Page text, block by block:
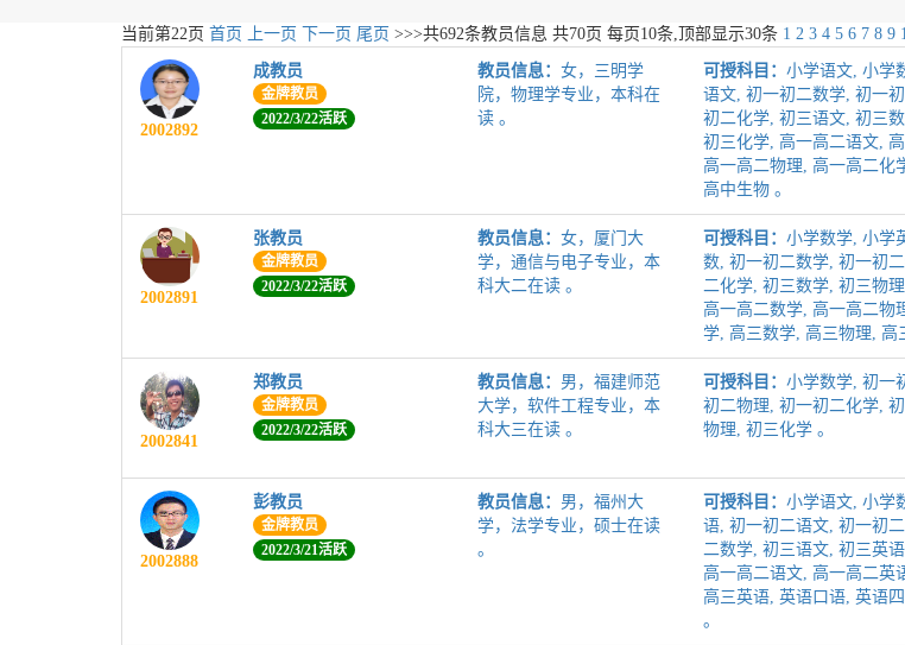
当前第22页 首页 上一页 下一页 尾页 >>>共692条教员信息 共70页 每页 10条,顶部显示30条 1 2 3 4 5 6 7 8 9
2002892
成教员
金牌教员
2022/3/22活跃
教员信息：女，三明学
院，物理学专业，本科在
读 。
可授科目：小学语文, 小学
语文, 初一初二数学, 初一
初二化学, 初三语文, 初三
初三化学, 高一高二语文,
高一高二物理, 高一高二化
高中生物 。
2002891
张教员
金牌教员
2022/3/22活跃
教员信息：女，厦门大
学，通信与电子专业，本
科大二在读 。
可授科目：小学数学, 小学
数, 初一初二数学, 初一初
二化学, 初三数学, 初三物
高一高二数学, 高一高二物
学, 高三数学, 高三物理, 高
2002841
郑教员
金牌教员
2022/3/22活跃
教员信息： 男，福建师范
大学，软件工程专业，本
科大三在读 。
可授科目：小学数学, 初一
初二物理, 初一初二化学,
物理, 初三化学 。
2002888
彭教员
金牌教员
2022/3/21活跃
教员信息： 男，福州大
学，法学专业，硕士在读
。
可授科目：小学语文, 小学
语, 初一初二语文, 初一初
二数学, 初三语文, 初三英
高一高二语文, 高一高二英
高三英语, 英语口语, 英语
。